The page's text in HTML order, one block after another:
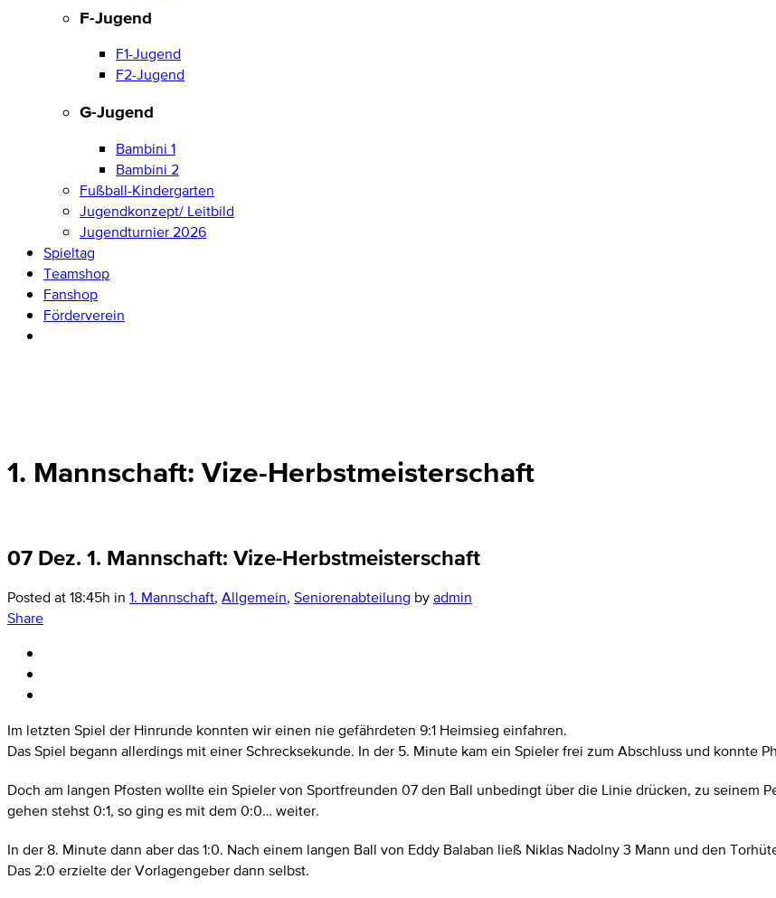
F-Jugend
F1-Jugend
F2-Jugend
G-Jugend
Bambini 1
Bambini 2
Fußball-Kindergarten
Jugendkonzept/ Leitbild
Jugendturnier 2026
Spieltag
Teamshop
Fanshop
Förderverein
1. Mannschaft: Vize-Herbstmeisterschaft
07 Dez. 1. Mannschaft: Vize-Herbstmeisterschaft
Posted at 18:45h in 1. Mannschaft, Allgemein, Seniorenabteilung byadmin
Share
Im letzten Spiel der Hinrunde konnten wir einen nie gefährdeten 9:1 Heimsieg einfahren.
Das Spiel begann allerdings mit einer Schrecksekunde. In der 5. Minute kam ein Spieler frei zum Abschluss und konnte
Doch am langen Pfosten wollte ein Spieler von Sportfreunden 07 den Ball unbedingt über die Linie drücken, zu seinem
gehen stehst 0:1, so ging es mit dem 0:0… weiter.
In der 8. Minute dann aber das 1:0. Nach einem langen Ball von Eddy Balaban ließ Niklas Nadolny 3 Mann und den
Das 2:0 erzielte der Vorlagengeber dann selbst.